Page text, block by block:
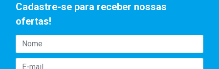
Cadastre-se para receber nossas
ofertas!